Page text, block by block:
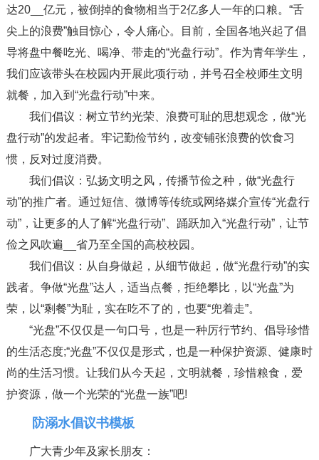
达20__亿元，被倒掉的食物相当于2亿多人一年的口粮。“舌
尖上的浪费”触目惊心，令人痛心。目前，全国各地兴起了倡
导将盘中餐吃光、喝净、带走的“光盘行动”。作为青年学生，
我们应该带头在校园内开展此项行动，并号召全校师生文明
就餐，加入到“光盘行动”中来。
我们倡议：树立节约光荣、浪费可耻的思想观念，做“光
盘行动”的发起者。牢记勤俭节约，改变铺张浪费的饮食习
惯，反对过度消费。
我们倡议：弘扬文明之风，传播节俭之种，做“光盘行
动”的推广者。通过短信、微博等传统或网络媒介宣传“光盘行
动”，让更多的人了解“光盘行动”、踊跃加入“光盘行动”，让节
俭之风吹遍__省乃至全国的高校校园。
我们倡议：从自身做起，从细节做起，做“光盘行动”的实
践者。争做“光盘”达人，适当点餐，拒绝攀比，以“光盘”为
荣，以“剩餐”为耻，实在吃不了的，也要“兜着走”。
“光盘”不仅仅是一句口号，也是一种厉行节约、倡导珍惜
的生活态度;“光盘”不仅仅是形式，也是一种保护资源、健康时
尚的生活习惯。让我们从今天起，文明就餐，珍惜粮食，爱
护资源，做一个光荣的“光盘一族”吧!
防溺水倡议书模板
广大青少年及家长朋友：